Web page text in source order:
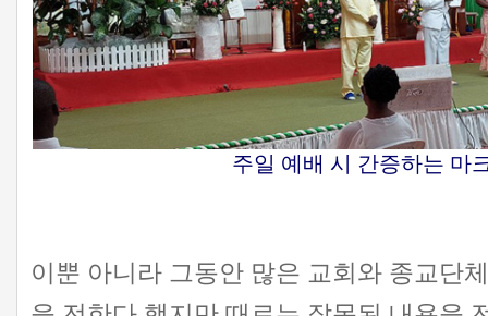
주일 예배 시 간증하는 마
이뿐 아니라 그동안 많은 교회와 종교단